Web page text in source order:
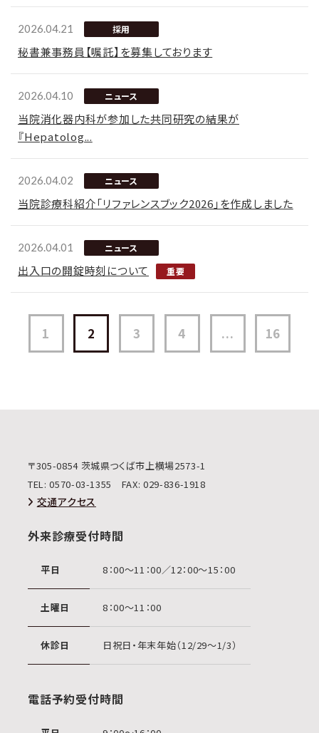
2026.04.21 採用
秘書兼事務員【嘱託】を募集しております
2026.04.10 ニュース
当院消化器内科が参加した共同研究の結果が
『Hepatolog...
2026.04.02 ニュース
当院診療科紹介「リファレンスブック2026」を作成しました
2026.04.01 ニュース
出入口の開錠時刻について
1 2 3 4 ... 16
〒305-0854 茨城県つくば市上横場2573-1
TEL:0570-03-1355 FAX: 029-836-1918
交通アクセス
外来診療受付時間
平日 8：00〜11：00／12：00〜15：00
土曜日 8：00〜11：00
休診日 日祝日・年末年始（12/29〜1/3）
電話予約受付時間